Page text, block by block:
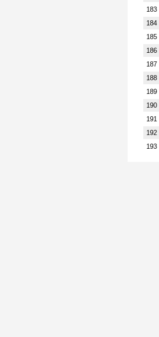
183
184
185
186
187
188
189
190
191
192
193